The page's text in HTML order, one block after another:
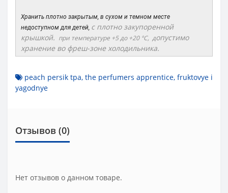
Хранить плотно закрытым, в сухом и темном месте
недоступном для детей, с плотно закупоренной
крышкой. при температуре +5 до +20 °C, допустимо
хранение во фреш-зоне холодильника.
peach persik tpa, the perfumers apprentice, fruktovye i
yagodnye
Отзывов (0)
Нет отзывов о данном товаре.